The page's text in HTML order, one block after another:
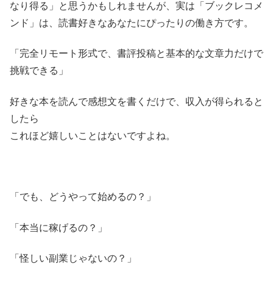
なり得る」と思うかもしれませんが、実は「ブックレコメ
ンド」は、読書好きなあなたにぴったりの働き方です。
「完全リモート形式で、書評投稿と基本的な文章力だけで
挑戦できる」
好きな本を読んで感想文を書くだけで、収入が得られると
したら
これほど嬉しいことはないですよね。
「でも、どうやって始めるの？」
「本当に稼げるの？」
「怪しい副業じゃないの？」